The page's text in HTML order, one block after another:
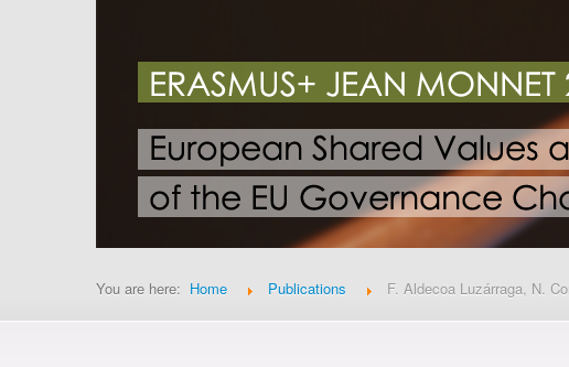
You are here: Home Publications F. Aldecoa Luzárraga, N.